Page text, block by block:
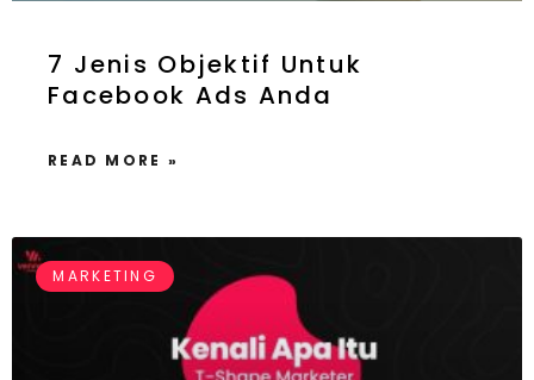
7 Jenis Objektif Untuk
Facebook Ads Anda
READ MORE »
MARKETING